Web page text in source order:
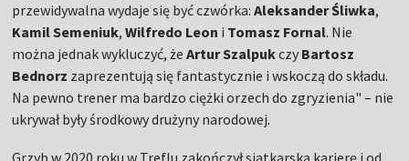
przewidywalna wydaje się być czwórka:Aleksander Śliwka,
Kamil Semeniuk,Wilfredo Leon i Tomasz Fornal. Nie
można jednak wykluczyć, żeArtur Szalpukczy Bartosz
Bednorz zaprezentują się fantastycznie i wskoczą do składu.
Na pewno trener ma bardzo ciężki orzech do zgryzienia" – nie
ukrywał były środkowy drużyny narodowej.